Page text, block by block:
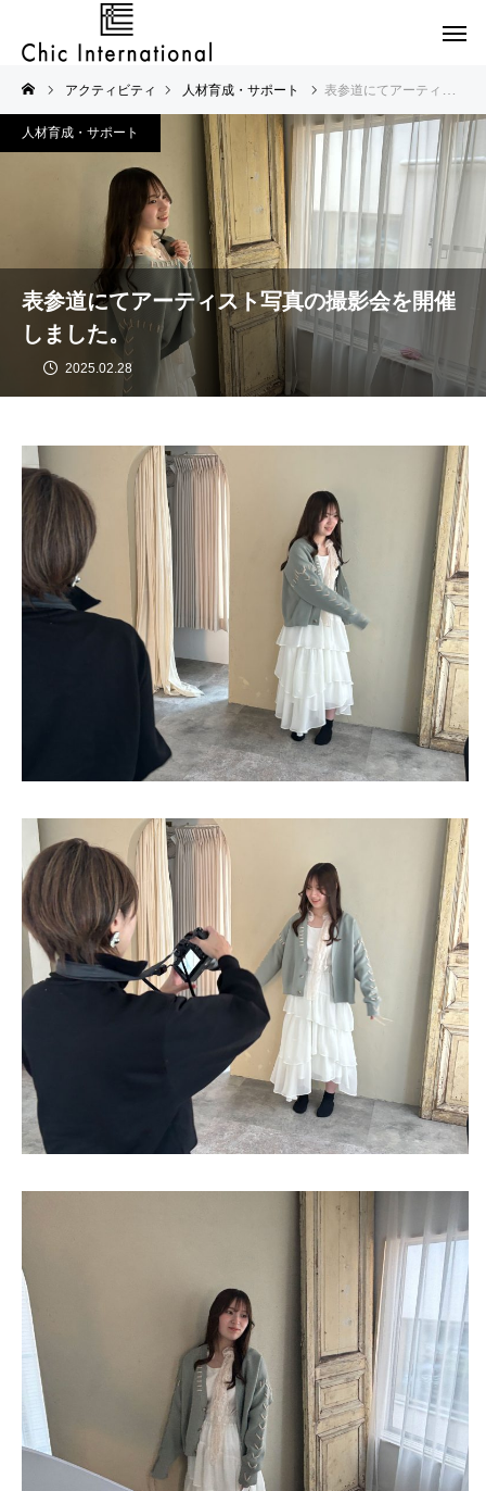
アクティビティ 人材育成・サポート 表参道にてアーティスト写真の撮影会を開催しました。
表参道にてアーティスト写真の撮影会を開催
しました。
2025.02.28
人材育成・サポート